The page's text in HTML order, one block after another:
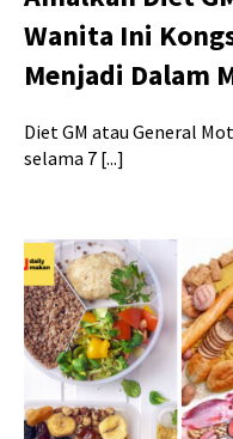
Wanita Ini
Menjadi Dalam
Diet GM atau General
selama 7 [...]